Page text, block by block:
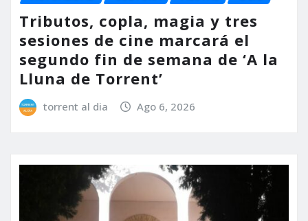
Tributos, copla, magia y tres
sesiones de cine marcará el
segundo fin de semana de ‘A la
Lluna de Torrent’
torrent al dia Ago 6, 2026